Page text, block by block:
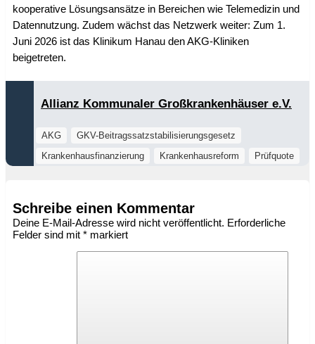
kooperative Lösungsansätze in Bereichen wie Telemedizin und
Datennutzung. Zudem wächst das Netzwerk weiter: Zum 1.
Juni 2026 ist das Klinikum Hanau den AKG-Kliniken
beigetreten.
Allianz Kommunaler Großkrankenhäuser e.V.
AKG
GKV-Beitragssatzstabilisierungsgesetz
Krankenhausfinanzierung
Krankenhausreform Prüfquote
Schreibe einen Kommentar
Deine E-Mail-Adresse wird nicht veröffentlicht. Erforderliche
Felder sind mit * markiert